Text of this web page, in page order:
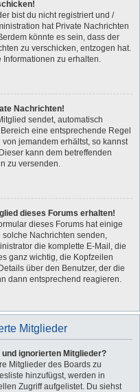
bist du nicht registriert und /
hat Private Nachrichten
könnte es sein, dass der
zu verschicken, entzogen hat.
Informationen zu erhalten.
Nachrichten!
sendet, automatisch
eine entsprechende Regel
jemandem erhältst, so kannst
kann dem betreffenden
zu versenden.
dieses Forums erhalten!
dieses Forums hat einige
Nachrichten senden,
die komplette E-Mail, die
ganz wichtig, die Kopfzeilen
über den Benutzer, der die
dann entsprechend reagieren.
Mitglieder
ignorierten Mitglieder?
Mitglieder des Boards zu
hinzufügst, werden in
Zugriff aufgelistet. Du siehst